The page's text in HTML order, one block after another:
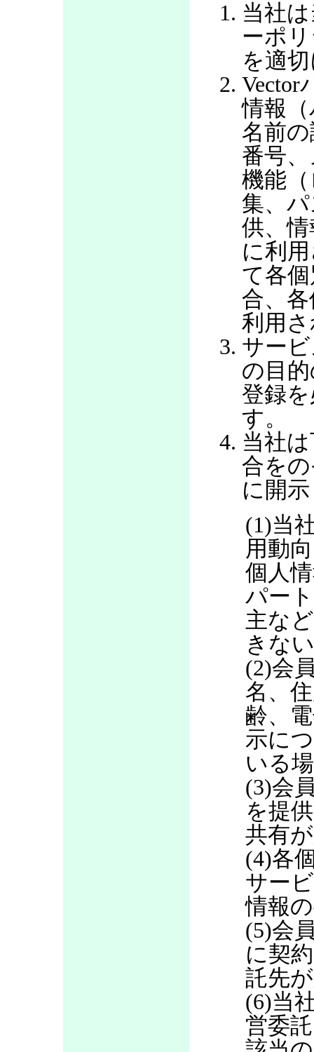
当社
ーポ
を適
Vector
情報
名前
番号
機能
集、
供、
に利
て各
合、
利用
サー
の目
登録
す。
当社
合を
に開
(1)当
用動
個人
パー
主な
きな
(2)会
名、
齢、
示に
いる
(3)会
を提
共有
(4)各
サー
情報
(5)会
に契
託先
(6)当
営委